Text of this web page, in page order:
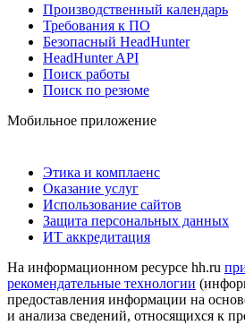
Производственный календарь
Требования к ПО
Безопасный HeadHunter
HeadHunter API
Поиск работы
Поиск по резюме
Мобильное приложение
Этика и комплаенс
Оказание услуг
Использование сайтов
Защита персональных данных
ИТ аккредитация
На информационном ресурсе hh.ru
рекомендательные технологии
предоставления информации на
и анализа сведений, относящихся к